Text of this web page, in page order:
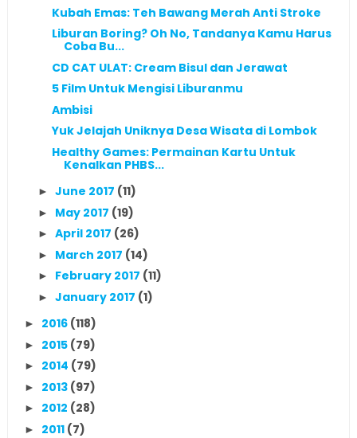
Kubah Emas: Teh Bawang Merah Anti Stroke
Liburan Boring? Oh No, Tandanya Kamu Harus
Coba Bu...
CD CAT ULAT: Cream Bisul dan Jerawat
5 Film Untuk Mengisi Liburanmu
Ambisi
Yuk Jelajah Uniknya Desa Wisata di Lombok
Healthy Games: Permainan Kartu Untuk
Kenalkan PHBS...
► June 2017 (11)
► May 2017 (19)
► April 2017 (26)
► March 2017 (14)
► February 2017 (11)
► January 2017 (1)
► 2016 (118)
► 2015 (79)
► 2014 (79)
► 2013 (97)
► 2012 (28)
► 2011 (7)